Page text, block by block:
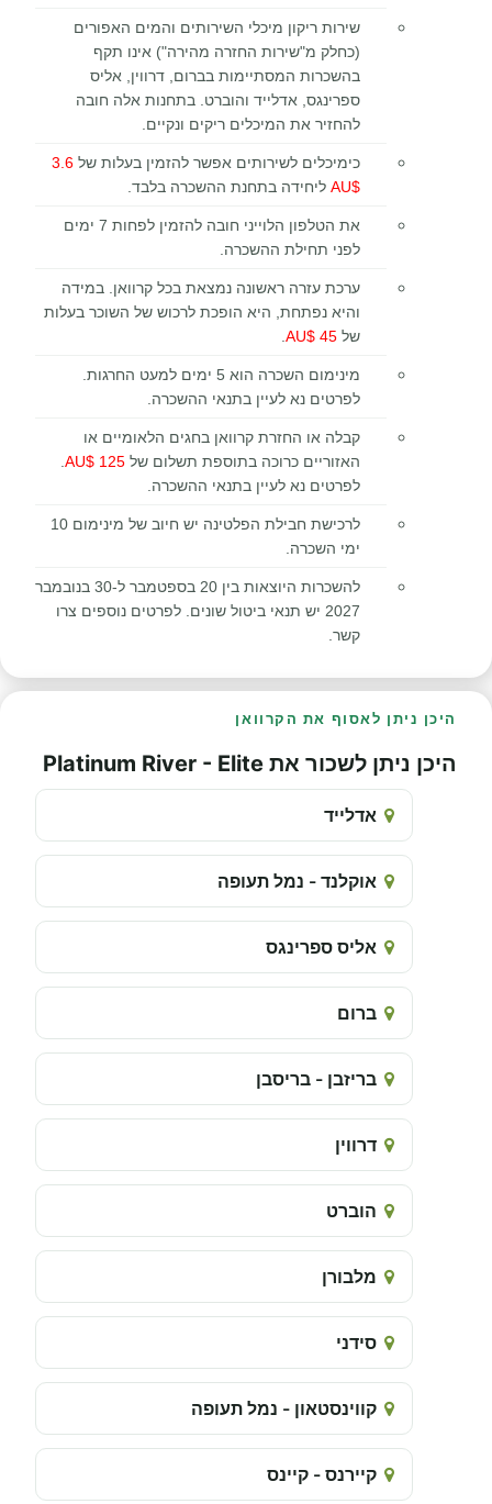
שירות ריקון מיכלי השירותים והמים האפורים
(כחלק מ"שירות החזרה מהירה") אינו תקף
בהשכרות המסתיימות בברום, דרווין, אליס
ספרינגס, אדלייד והוברט. בתחנות אלה חובה
להחזיר את המיכלים ריקים ונקיים.
כימיכלים לשירותים אפשר להזמין בעלות של 3.6
$AU
ליחידה בתחנת ההשכרה בלבד.
את הטלפון הלוייני חובה להזמין לפחות 7 ימים
לפני תחילת ההשכרה.
ערכת עזרה ראשונה נמצאת בכל קרוואן. במידה
והיא נפתחת, היא הופכת לרכוש של השוכר בעלות
של 45 $AU
.
מינימום השכרה הוא 5 ימים למעט החרגות.
לפרטים נא לעיין בתנאי ההשכרה.
קבלה או החזרת קרוואן בחגים הלאומיים או
האזוריים כרוכה בתוספת תשלום של 125 $AU
.
לפרטים נא לעיין בתנאי ההשכרה.
לרכישת חבילת הפלטינה יש חיוב של מינימום 10
ימי השכרה.
להשכרות היוצאות בין 20 בספטמבר ל-30 בנובמבר
2027 יש תנאי ביטול שונים. לפרטים נוספים צרו
קשר.
היכן ניתן לאסוף את הקרוואן
היכן ניתן לשכור את Platinum River - Elite
אדלייד
אוקלנד - נמל תעופה
אליס ספרינגס
ברום
בריזבן - בריסבן
דרווין
הוברט
מלבורן
סידני
קווינסטאון - נמל תעופה
קיירנס - קיינס